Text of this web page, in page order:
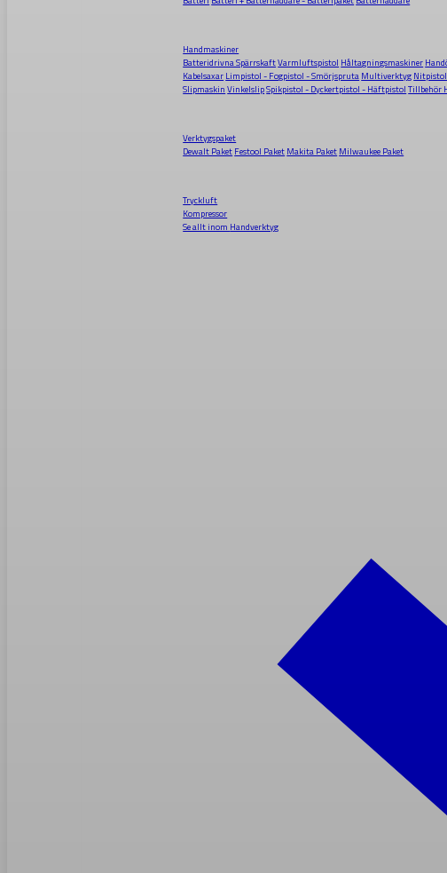
Handmaskiner
Batteridrivna SpärrskaftVarmluftspistol Håltagningsmaskiner
Kabelsaxar Limpistol - Fogpistol - Smörjspruta Multiverktyg Nitpistol
Slipmaskin VinkelslipSpikpistol - Dyckertpistol - Häftpistol Tillbehör
Verktygspaket
Dewalt Paket Festool Paket Makita Paket Milwaukee Paket
Tryckluft
Kompressor
Se allt inom Handverktyg